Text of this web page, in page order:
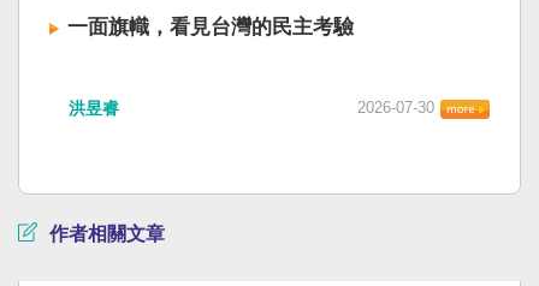
一面旗幟，看見台灣的民主考驗
洪昱睿 2026-07-30
作者相關文章